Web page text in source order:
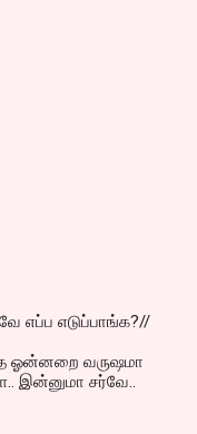
எப்ப எடுப்பாங்க?//
ஓன்னறை வருஷமா
இன்னுமா சர்வே..